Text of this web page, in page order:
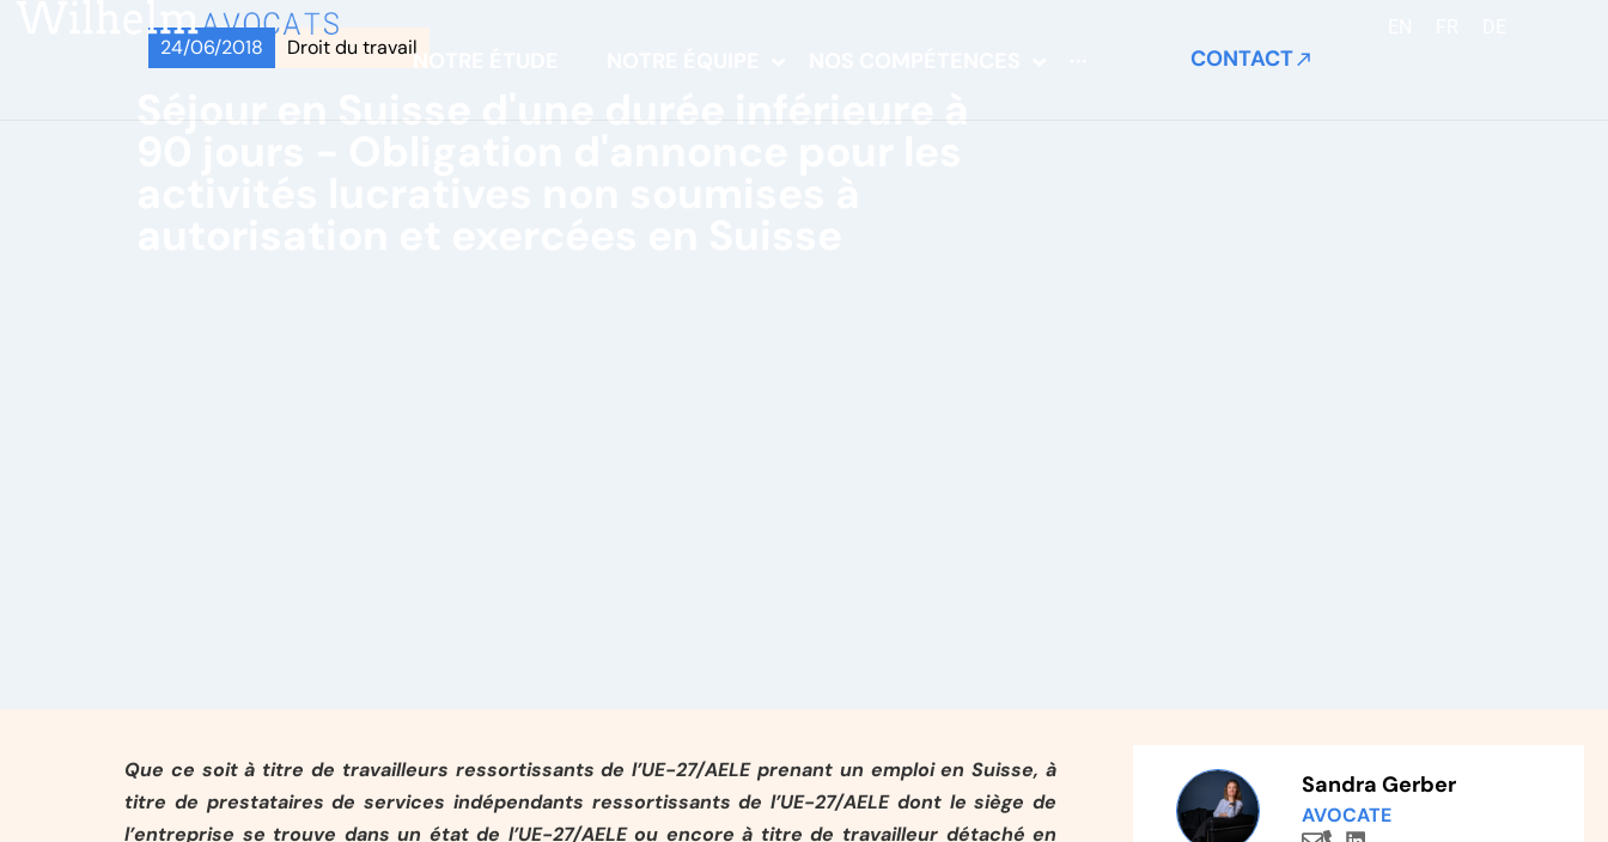
NOTRE ÉTUDE CONTACT
24/06/2018 Droit du travail
Séjour en Suisse d'une durée inférieure à
Que ce soit à titre de travailleurs ressortissants de l’UE-27/AELE prenant un emploi en Suisse, à
titre de prestataires de services indépendants ressortissants de l’UE-27/AELE dont le siège de
l’entreprise se trouve dans un état de l’UE-27/AELE ou encore à titre de travailleur détaché en
Sandra Gerber
AVOCATE